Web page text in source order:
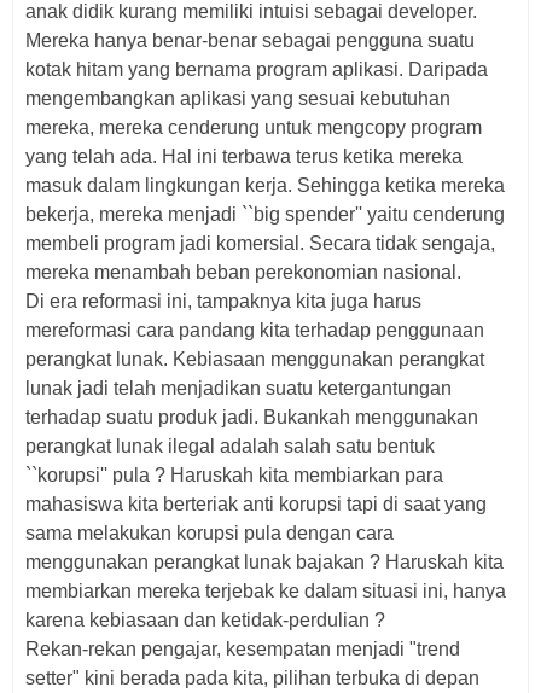
anak didik kurang memiliki intuisi sebagai developer.
Mereka hanya benar-benar sebagai pengguna suatu
kotak hitam yang bernama program aplikasi. Daripada
mengembangkan aplikasi yang sesuai kebutuhan
mereka, mereka cenderung untuk mengcopy program
yang telah ada. Hal ini terbawa terus ketika mereka
masuk dalam lingkungan kerja. Sehingga ketika mereka
bekerja, mereka menjadi ``big spender'' yaitu cenderung
membeli program jadi komersial. Secara tidak sengaja,
mereka menambah beban perekonomian nasional.
Di era reformasi ini, tampaknya kita juga harus
mereformasi cara pandang kita terhadap penggunaan
perangkat lunak. Kebiasaan menggunakan perangkat
lunak jadi telah menjadikan suatu ketergantungan
terhadap suatu produk jadi. Bukankah menggunakan
perangkat lunak ilegal adalah salah satu bentuk
``korupsi'' pula ? Haruskah kita membiarkan para
mahasiswa kita berteriak anti korupsi tapi di saat yang
sama melakukan korupsi pula dengan cara
menggunakan perangkat lunak bajakan ? Haruskah kita
membiarkan mereka terjebak ke dalam situasi ini, hanya
karena kebiasaan dan ketidak-perdulian ?
Rekan-rekan pengajar, kesempatan menjadi "trend
setter" kini berada pada kita, pilihan terbuka di depan